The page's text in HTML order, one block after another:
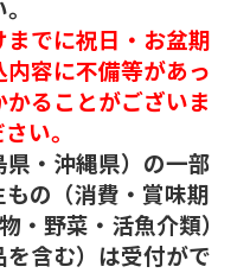
でに祝日・お盆期
容に不備等があっ
ることがございま
い。
・沖縄県）の一部
の（消費・賞味期
・野菜・活魚介類）
含む）は受付がで